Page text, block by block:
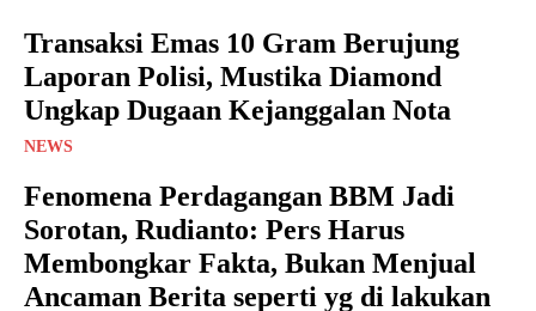
Transaksi Emas 10 Gram Berujung
Laporan Polisi, Mustika Diamond
Ungkap Dugaan Kejanggalan Nota
NEWS
Fenomena Perdagangan BBM Jadi
Sorotan, Rudianto: Pers Harus
Membongkar Fakta, Bukan Menjual
Ancaman Berita seperti yg di lakukan